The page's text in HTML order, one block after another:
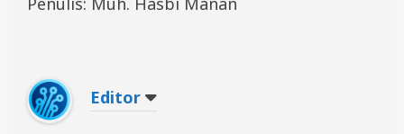
Editor